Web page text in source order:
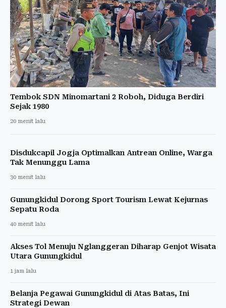
Tembok SDN Minomartani 2 Roboh, Diduga Berdiri
Sejak 1980
20 menit lalu
Disdukcapil Jogja Optimalkan Antrean Online, Warga
Tak Menunggu Lama
30 menit lalu
Gunungkidul Dorong Sport Tourism Lewat Kejurnas
Sepatu Roda
40 menit lalu
Akses Tol Menuju Nglanggeran Diharap Genjot Wisata
Utara Gunungkidul
1 jam lalu
Belanja Pegawai Gunungkidul di Atas Batas, Ini
Strategi Dewan